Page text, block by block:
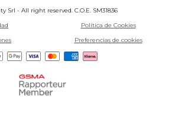
Srl - All right reserved. C.O.E. SM31836
Política de Cookies
Preferencias de cookies